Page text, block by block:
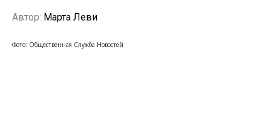
Автор: Марта Леви
Фото: Общественная Служба Новостей